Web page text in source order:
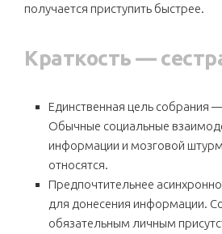
получается приступить быстрее.
Краткость —
Единственная цель собрания
Обычные социальные
информации и мозговой
относятся.
Предпочтительнее
для донесения информации.
обязательным личным